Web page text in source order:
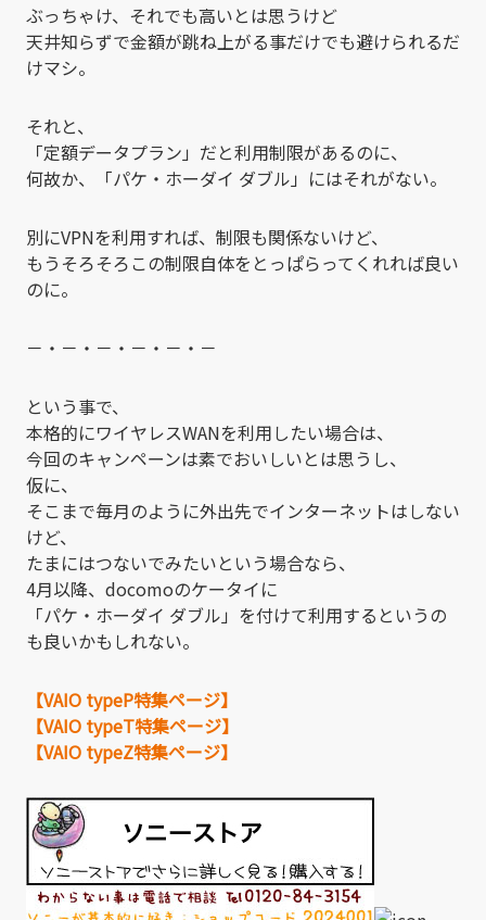
ぶっちゃけ、それでも高いとは思うけど
天井知らずで金額が跳ね上がる事だけでも避けられるだ
けマシ。
それと、
「定額データプラン」だと利用制限があるのに、
何故か、「パケ・ホーダイ ダブル」にはそれがない。
別にVPNを利用すれば、制限も関係ないけど、
もうそろそろこの制限自体をとっぱらってくれれば良い
のに。
－・－・－・－・－・－
という事で、
本格的にワイヤレスWANを利用したい場合は、
今回のキャンペーンは素でおいしいとは思うし、
仮に、
そこまで毎月のように外出先でインターネットはしない
けど、
たまにはつないでみたいという場合なら、
4月以降、docomoのケータイに
「パケ・ホーダイ ダブル」を付けて利用するというの
も良いかもしれない。
【VAIO typeP特集ページ】
【VAIO typeT特集ページ】
【VAIO typeZ特集ページ】